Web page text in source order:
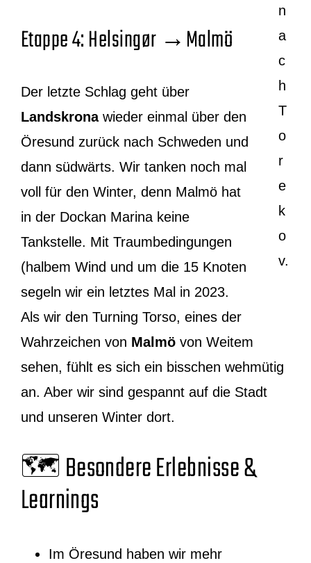
n
a
c
h
T
o
r
e
k
o
v.
Etappe 4: Helsingør →Malmö
Der letzte Schlag geht über
Landskronawieder einmal über den
Öresund zurück nach Schweden und
dann südwärts. Wir tanken noch mal
voll für den Winter, denn Malmö hat
in der Dockan Marina keine
Tankstelle. Mit Traumbedingungen
(halbem Wind und um die 15 Knoten
segeln wir ein letztes Mal in 2023.
Als wir den Turning Torso, eines der
Wahrzeichen von Malmövon Weitem
sehen, fühlt es sich ein bisschen wehmütig
an. Aber wir sind gespannt auf die Stadt
und unseren Winter dort.
🗺️ Besondere Erlebnisse &
Learnings
Im Öresund haben wir mehr